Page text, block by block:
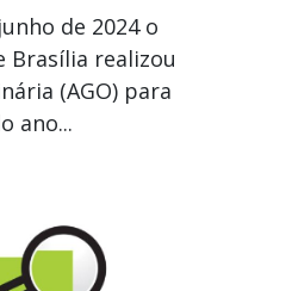
de 2024 o
Brasília realizou
(AGO) para
ano...